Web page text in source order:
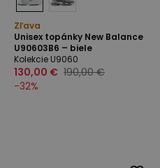
Zľava
Unisex topánky New Balance
U90603B6 – biele
Kolekcie U9060
130,00 € 190,00 €
-32%